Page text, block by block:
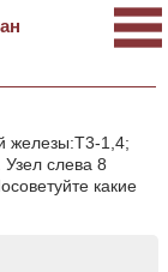
железы:Т3-1,4;
слева 8
какие